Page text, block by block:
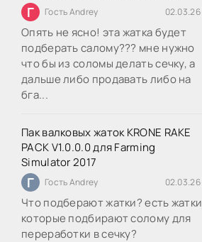
Г Гость Andrey 02.03.26
Опять не ясно! эта жатка будет
подберать салому??? мне нужно
что бы из соломы делать сечку, а
дальше либо продавать либо на
бга...
Пак валковых жаток KRONE RAKE
PACK V1.0.0.0 для Farming
Simulator 2017
Г Гость Andrey 02.03.26
Что подберают жатки? есть жатки
которые подбирают солому для
переработки в сечку?